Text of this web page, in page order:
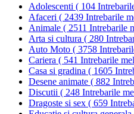
Adolescenti ( 104
Afaceri ( 2439 Intrebarile
Animale ( 2511 Intrebarile
Arta si cultura ( 280
Auto Moto ( 3758
Cariera ( 541 Intrebarile
Casa si gradina ( 1605
Desene animate ( 882
Discutii ( 248 Intrebarile
Dragoste si sex ( 659